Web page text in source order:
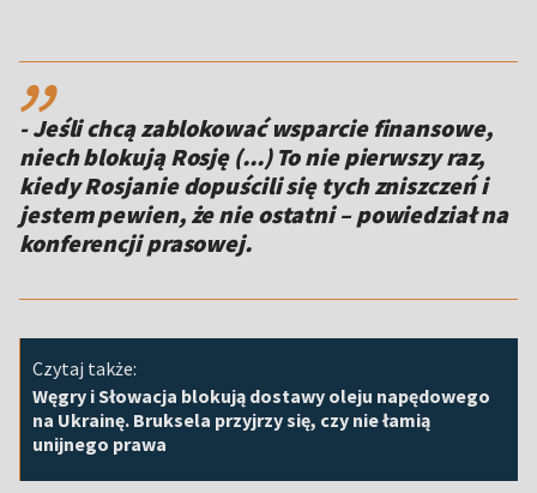
,,
- Jeśli chcą zablokować wsparcie finansowe,
niech blokują Rosję (...) To nie pierwszy raz,
kiedy Rosjanie dopuścili się tych zniszczeń i
jestem pewien, że nie ostatni – powiedział na
konferencji prasowej.
Czytaj także:
Węgry i Słowacja blokują dostawy oleju napędowego
na Ukrainę. Bruksela przyjrzy się, czy nie łamią
unijnego prawa